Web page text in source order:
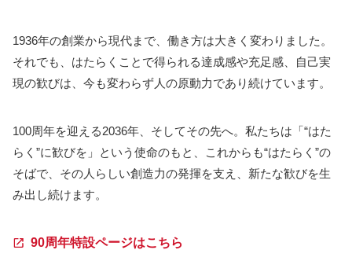
1936年の創業から現代まで、働き方は大きく変わりました。
それでも、はたらくことで得られる達成感や充足感、自己実
現の歓びは、今も変わらず人の原動力であり続けています。
100周年を迎える2036年、そしてその先へ。私たちは「“はた
らく”に歓びを」という使命のもと、これからも“はたらく”の
そばで、その人らしい創造力の発揮を支え、新たな歓びを生
み出し続けます。
90周年特設ページはこちら